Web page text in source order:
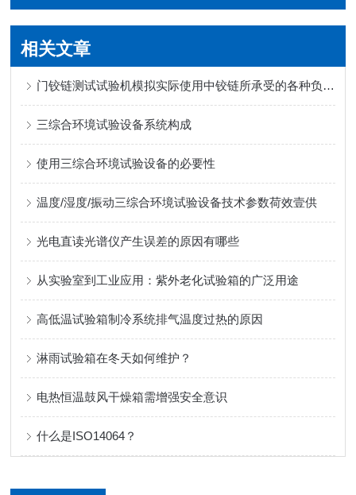
相关文章
门铰链测试试验机模拟实际使用中铰链所承受的各种负载和应力
三综合环境试验设备系统构成
使用三综合环境试验设备的必要性
温度/湿度/振动三综合环境试验设备技术参数荷效壹供
光电直读光谱仪产生误差的原因有哪些
从实验室到工业应用：紫外老化试验箱的广泛用途
高低温试验箱制冷系统排气温度过热的原因
淋雨试验箱在冬天如何维护？
电热恒温鼓风干燥箱需增强安全意识
什么是ISO14064？